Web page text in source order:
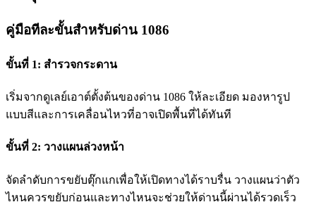
คู่มือทีละขั้นสำหรับด่าน 1086
ขั้นที่ 1: สำรวจกระดาน
เริ่มจากดูเลย์เอาต์ตั้งต้นของด่าน 1086 ให้ละเอียด มองหารูป
แบบสีและการเคลื่อนไหวที่อาจเปิดพื้นที่ได้ทันที
ขั้นที่ 2: วางแผนล่วงหน้า
จัดลำดับการขยับตุ๊กแกเพื่อให้เปิดทางได้ราบรื่น วางแผนว่าตัว
ไหนควรขยับก่อนและทางไหนจะช่วยให้ด่านนี้ผ่านได้รวดเร็ว